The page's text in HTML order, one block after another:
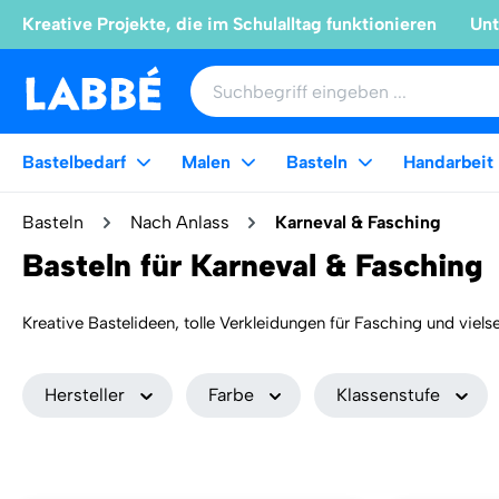
Kreative Projekte, die im Schulalltag funktionieren
Bastelbedarf Malen Basteln Handarbeit
Basteln Nach Anlass Karneval & Fasching
Basteln für Karneval & Fasching
Kreative Bastelideen, tolle Verkleidungen für Fasching und
passende Faschingsdeko im Kindergarten, in der Schule
Hersteller Farbe Klassenstufe